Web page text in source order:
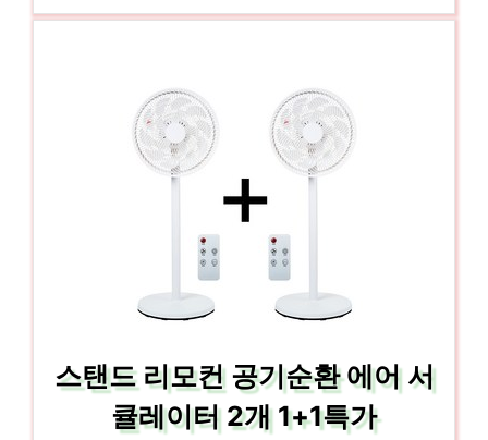
스탠드 리모컨 공기순환 에어 서
큘레이터 2개 1+1특가